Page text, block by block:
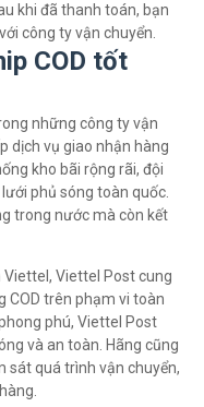
khi đã thanh toán, bạn
công ty vận chuyển.
COD tốt
những công ty vận
dịch vụ giao nhận hàng
kho bãi rộng rãi, đội
phủ sóng toàn quốc.
trong nước mà còn kết
Viettel, Viettel Post cung
COD trên phạm vi toàn
phú, Viettel Post
và an toàn. Hãng cũng
sát quá trình vận chuyển,